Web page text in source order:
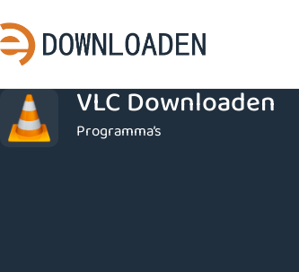
VLC Downloaden
Programma’s